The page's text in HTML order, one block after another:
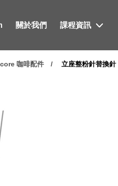
關於我們 課程資訊
咖啡配件 立座整粉針替換